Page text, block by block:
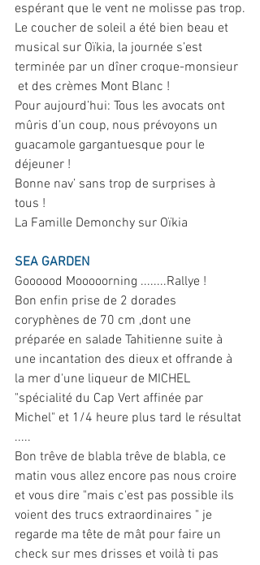
espérant que le vent ne molisse pas trop.
Le coucher de soleil a été bien beau et
musical sur Oïkia, la journée s’est
terminée par un dîner croque-monsieur
et des crèmes Mont Blanc !
Pour aujourd’hui: Tous les avocats ont
mûris d’un coup, nous prévoyons un
guacamole gargantuesque pour le
déjeuner !
Bonne nav’ sans trop de surprises à
tous !
La Famille Demonchy sur Oïkia
SEA GARDEN
Goooood Mooooorning ........Rallye !
Bon enfin prise de 2 dorades
coryphènes de 70 cm ,dont une
préparée en salade Tahitienne suite à
une incantation des dieux et offrande à
la mer d'une liqueur de MICHEL
"spécialité du Cap Vert affinée par
Michel" et 1/4 heure plus tard le résultat
.....
Bon trêve de blabla trêve de blabla, ce
matin vous allez encore pas nous croire
et vous dire "mais c'est pas possible ils
voient des trucs extraordinaires " je
regarde ma tête de mât pour faire un
check sur mes drisses et voilà ti pas